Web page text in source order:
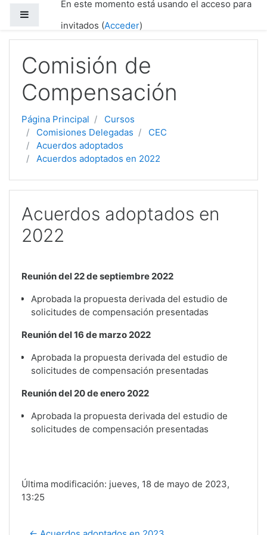
Salta al contenido principalEn este momento está usando el acceso para
invitados (Acceder)
Comisión de
Compensación
Página Principal
Cursos
Comisiones Delegadas
CEC
Acuerdos adoptados
Acuerdos adoptados en 2022
Acuerdos adoptados en
2022
Reunión del 22 de septiembre 2022
Aprobada la propuesta derivada del estudio de
solicitudes de compensación presentadas
Reunión del 16 de marzo 2022
Aprobada la propuesta derivada del estudio de
solicitudes de compensación presentadas
Reunión del 20 de enero 2022
Aprobada la propuesta derivada del estudio de
solicitudes de compensación presentadas
Última modificación: jueves, 18 de mayo de 2023,
13:25